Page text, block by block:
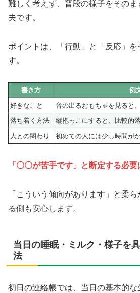
難しく考えず、普段の様子をその
夫です。
ポイントは、「行動」と「反応」
す。
書き方
例
好きなこと
音の出るおもちゃを見ると
落ち着く方法
縦抱っこにすると、比較的
人との関わり
初めての人には少し時間が
「〇〇が苦手です」と断定する必要
「こういう傾向があります」と柔
る側も安心します。
当日の睡眠・ミルク・様子を
法
初日の連絡帳では、当日の基本的